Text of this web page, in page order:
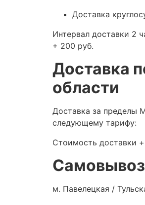
Доставка
Интервал доставки 2
+ 200 руб.
Доставка
области
Доставка за пределы
следующему тарифу:
Стоимость доставки +
Самовывоз
м. Павелецкая /